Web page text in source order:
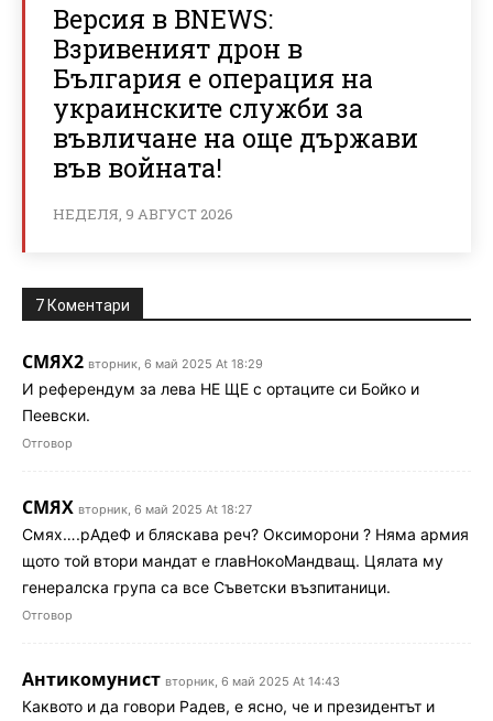
Версия в BNEWS:
Взривеният дрон в
България е операция на
украинските служби за
въвличане на още държави
във войната!
НЕДЕЛЯ, 9 АВГУСТ 2026
7 Коментари
СМЯХ2 вторник, 6 май 2025 At 18:29
И референдум за лева НЕ ЩЕ с ортаците си Бойко и
Пеевски.
Отговор
СМЯХ вторник, 6 май 2025 At 18:27
Смях….рАдеФ и бляскава реч? Оксиморони ? Няма армия
щото той втори мандат е главНокоМандващ. Цялата му
генералска група са все Съветски възпитаници.
Отговор
Антикомунист вторник, 6 май 2025 At 14:43
Каквото и да говори Радев, е ясно, че и президентът и